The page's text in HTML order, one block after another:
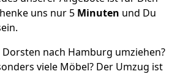
uns nur 5 Minuten und Du
nach Hamburg umziehen?
viele Möbel? Der Umzug ist